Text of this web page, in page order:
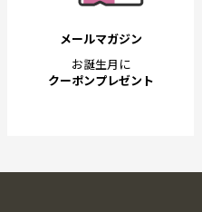
メールマガジン
お誕生月に
クーポンプレゼント